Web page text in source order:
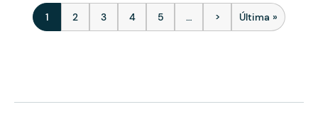
Paginação
Página atual
1 Página
2 Página
3 Página
4 Página
5 … Próxima página
> Última
Última »